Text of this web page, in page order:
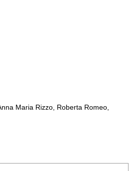
Maria Rizzo, Roberta Romeo,